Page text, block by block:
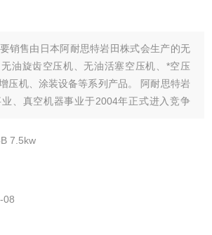
销售由日本阿耐思特岩田株式会生产的无
油旋齿空压机、无油活塞空压机、*空压
压机、涂装设备等系列产品。 阿耐思特岩
、真空机器事业于2004年正式进入竞争
场环 境中技术创新，响应用户需求。
7.5kw
08